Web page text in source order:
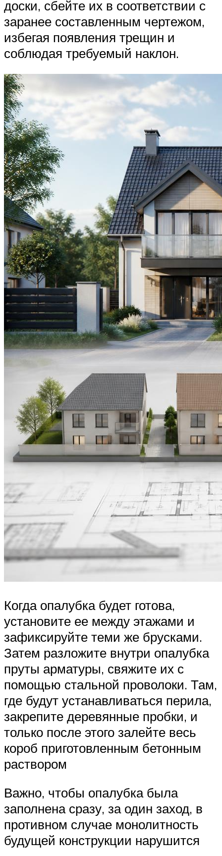
доски, сбейте их в соответствии с
заранее составленным чертежом,
избегая появления трещин и
соблюдая требуемый наклон.
Когда опалубка будет готова,
установите ее между этажами и
зафиксируйте теми же брусками.
Затем разложите внутри опалубка
пруты арматуры, свяжите их с
помощью стальной проволоки. Там,
где будут устанавливаться перила,
закрепите деревянные пробки, и
только после этого залейте весь
короб приготовленным бетонным
раствором
Важно, чтобы опалубка была
заполнена сразу, за один заход, в
противном случае монолитность
будущей конструкции нарушится